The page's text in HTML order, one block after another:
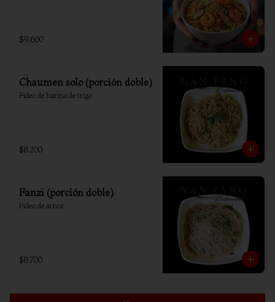
$9.600
Chaumen solo (porción doble)
Fideo de harina de trigo
$8.200
Fanzi (porción doble)
Fideo de arroz
$8.700